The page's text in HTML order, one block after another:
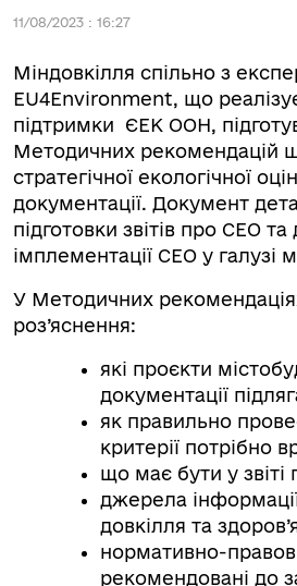
11/08/2023 : 16:27
Міндовкілля спільно з
EU4Environment, що
підтримки ЄЕК ООН,
Методичних рекомендацій
стратегічної екологічної
документації. Документ
підготовки звітів про СЕО
імплементації СЕО у галузі
У Методичних
роз’яснення:
які проєкти
документації
як правильно
критерії потрібно
що має бути у звіті
джерела
довкілля та
нормативно-
рекомендовані до